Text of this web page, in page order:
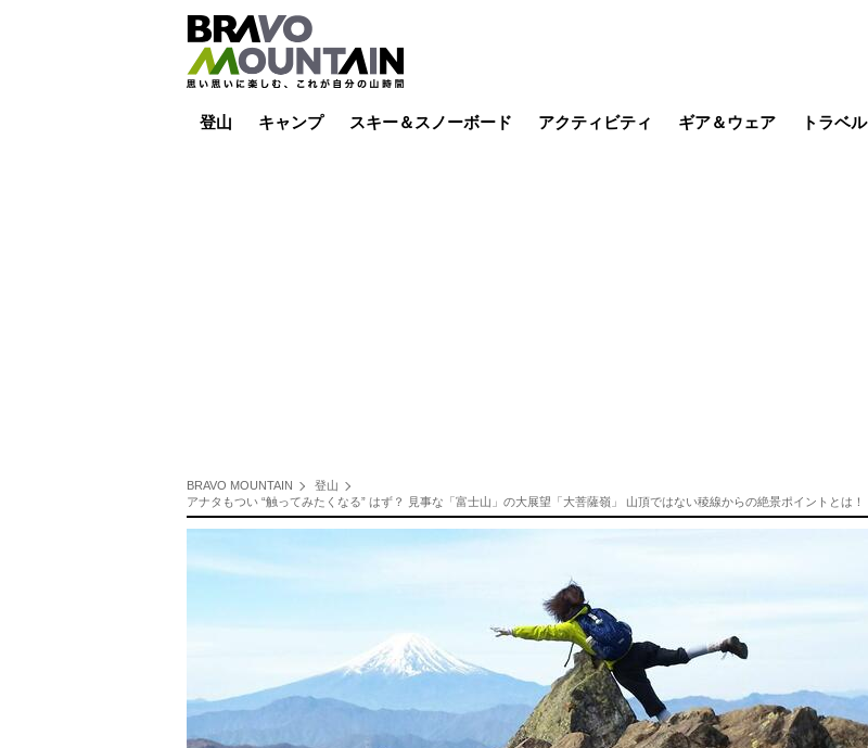
登山 キャンプ スキー＆スノーボード アクティビティ ギア＆ウェア トラベル
BRAVO MOUNTAIN
登山
アナタもつい “触ってみたくなる” はず？ 見事な「富士山」の大展望「大菩薩嶺」 山頂ではない稜線からの絶景ポイントとは！